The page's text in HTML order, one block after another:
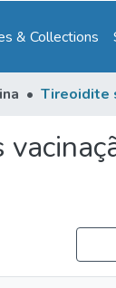
& Collections